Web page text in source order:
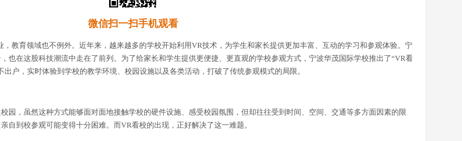
微信扫一扫手机观看
教育领域也不例外。近年来，越来越多的学校开始利用VR技术，为学生和家长提供更加丰富、互动的学习和参观体验。宁
也在这股科技潮流中走在了前列。为了给家长和学生提供更便捷、更直观的学校参观方式，宁波华茂国际学校推出了“VR看
户，实时体验到学校的教学环境、校园设施以及各类活动，打破了传统参观模式的局限。
园，虽然这种方式能够面对面地接触学校的硬件设施、感受校园氛围，但却往往受到时间、空间、交通等多方面因素的限
自到校参观可能变得十分困难。而VR看校的出现，正好解决了这一难题。